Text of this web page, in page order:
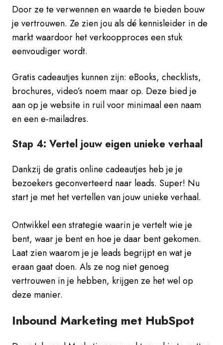
Door ze te verwennen en waarde te bieden bouw
je vertrouwen. Ze zien jou als dé kennisleider in de
markt waardoor het verkoopproces een stuk
eenvoudiger wordt.
Gratis cadeautjes kunnen zijn: eBooks, checklists,
brochures, video’s noem maar op. Deze bied je
aan op je website in ruil voor minimaal een naam
en een e-mailadres.
Stap 4: Vertel jouw eigen unieke verhaal
Dankzij de gratis online cadeautjes heb je je
bezoekers geconverteerd naar leads. Super! Nu
start je met het vertellen van jouw unieke verhaal.
Ontwikkel een strategie waarin je vertelt wie je
bent, waar je bent en hoe je daar bent gekomen.
Laat zien waarom je je leads begrijpt en wat je
eraan gaat doen. Als ze nog niet genoeg
vertrouwen in je hebben, krijgen ze het wel op
deze manier.
Inbound Marketing met HubSpot